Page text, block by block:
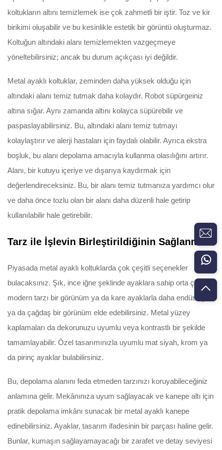
koltukların altını temizlemek ise çok zahmetli bir iştir. Toz ve kir
birikimi oluşabilir ve bu kesinlikle estetik bir görüntü oluşturmaz.
Koltuğun altındaki alanı temizlemekten vazgeçmeye
yöneltebilirsiniz; ancak bu durum açıkçası iyi değildir.
Metal ayaklı koltuklar, zeminden daha yüksek olduğu için
altındaki alanı temiz tutmak daha kolaydır. Robot süpürgeiniz
altına sığar. Aynı zamanda altını kolayca süpürebilir ve
paspaslayabilirsiniz. Bu, altındaki alanı temiz tutmayı
kolaylaştırır ve alerji hastaları için faydalı olabilir. Ayrıca ekstra
boşluk, bu alanı depolama amacıyla kullanma olasılığını artırır.
Alanı, bir kutuyu içeriye ve dışarıya kaydırmak için
değerlendireceksiniz. Bu, bir alanı temiz tutmanıza yardımcı olur
ve daha önce tozlu olan bir alanı daha düzenli hale getirip
kullanılabilir hale getirebilir.
Tarz ile İşlevin Birleştirildiğinin Sağlanması
Piyasada metal ayaklı koltuklarda çok çeşitli seçenekler
bulacaksınız. Şık, ince iğne şeklinde ayaklara sahip orta çağ
modern tarzı bir görünüm ya da kare ayaklarla daha endüstriyel
ya da çağdaş bir görünüm elde edebilirsiniz. Metal yüzey
kaplamaları da dekorunuzu uyumlu veya kontrastlı bir şekilde
tamamlayabilir. Özel tasarımınızla uyumlu mat siyah, krom ya
da pirinç ayaklar bulabilirsiniz.
Bu, depolama alanını feda etmeden tarzınızı koruyabileceğiniz
anlamına gelir. Mekânınıza uyum sağlayacak ve kanepe altı için
pratik depolama imkânı sunacak bir metal ayaklı kanepe
edinebilirsiniz. Ayaklar, tasarım ifadesinin bir parçası haline gelir.
Bunlar, kumaşın sağlayamayacağı bir zarafet ve detay seviyesi